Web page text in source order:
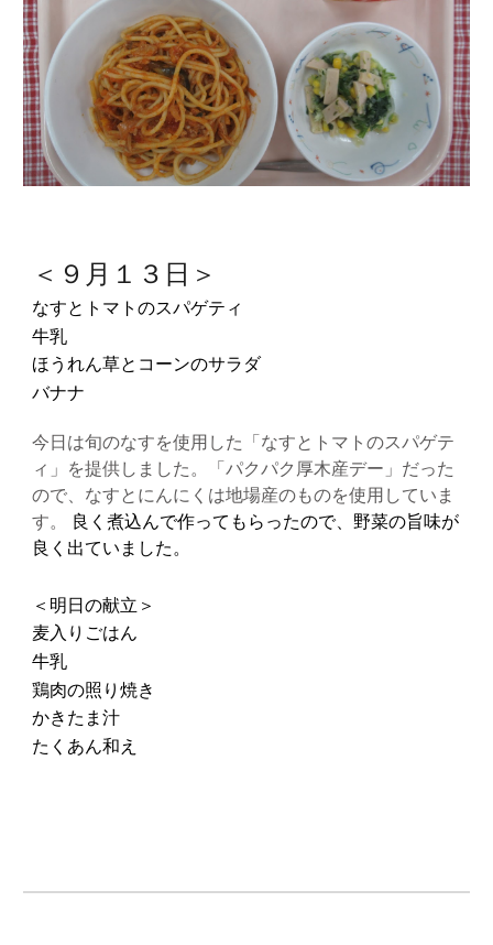
＜９月１３日＞
なすとトマトのスパゲティ
牛乳
ほうれん草とコーンのサラダ
バナナ
今日は旬のなすを使用した「なすとトマトのスパゲテ
ィ」を提供しました。「パクパク厚木産デー」だった
ので、なすとにんにくは地場産のものを使用していま
す。
良く煮込んで作ってもらったので、野菜の旨味が
良く出ていました。
＜明日の献立＞
麦入りごはん
牛乳
鶏肉の照り焼き
かきたま汁
たくあん和え